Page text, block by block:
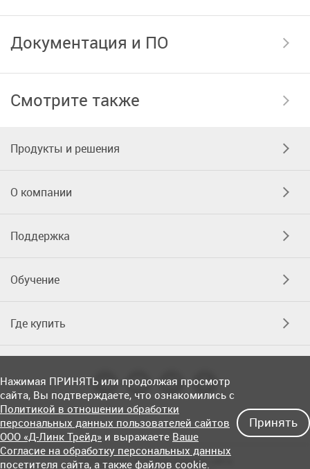
Документация и ПО
Смотрите также
Продукты и решения
О компании
Поддержка
Обучение
Где купить
Соглашение об использовании сайта
Нажимая ПРИНЯТЬ или продолжая просмотр
сайта, Вы подтверждаете, что ознакомились с
Политикой в отношении обработки
персональных данных пользователей сайтов
ООО «Д-Линк Трейд» и выражаете Ваше
Согласие на обработку персональных данных
посетителя сайта, а также файлов cookie.
Принять